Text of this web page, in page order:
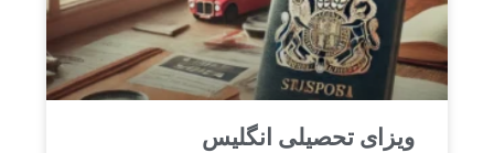
ویزای تحصیلی انگلیس